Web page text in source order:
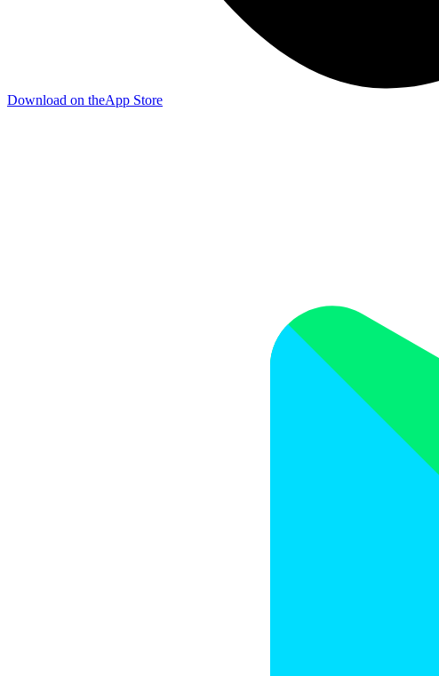
Download on theApp Store